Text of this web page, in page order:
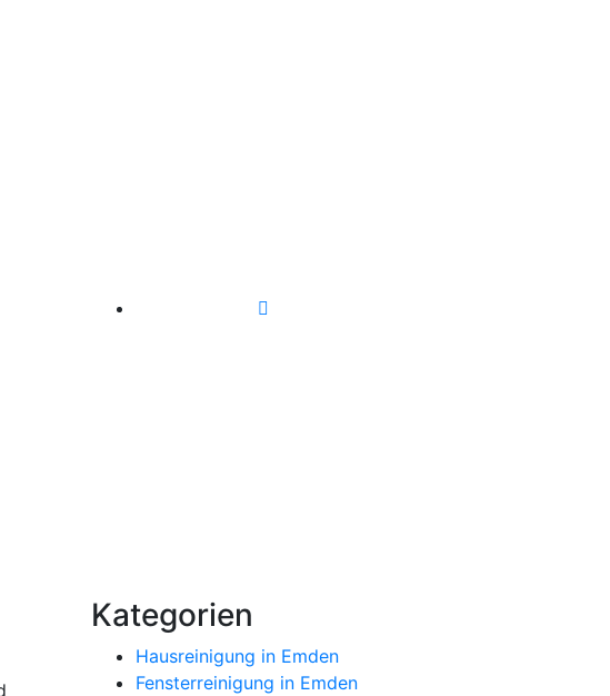
Kategorien
Hausreinigung in Emden
Fensterreinigung in Emden